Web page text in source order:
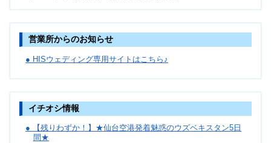
営業所からのお知らせ
● HISウェディング専用サイトはこちら♪
イチオシ情報
● 【残りわずか！】★仙台空港発着魅惑のウズベキスタン5日
間★